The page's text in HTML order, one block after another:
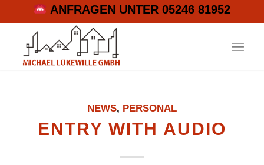
ANFRAGEN UNTER 05246 81952
NEWS, PERSONAL
ENTRY WITH AUDIO